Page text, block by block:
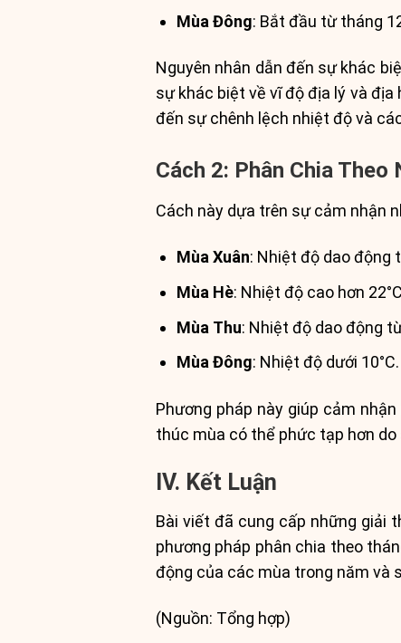
Mùa Đông: Bắt đầu từ tháng
Nguyên nhân dẫn đến sự khác
sự khác biệt về vĩ độ địa lý và địa
đến sự chênh lệch nhiệt độ và
Cách 2: Phân Chia
Cách này dựa trên sự cảm nhận
Mùa Xuân: Nhiệt độ dao động
Mùa Hè: Nhiệt độ cao hơn
Mùa Thu: Nhiệt độ dao động
Mùa Đông: Nhiệt độ dưới 10°C.
Phương pháp này giúp cảm
thúc mùa có thể phức tạp hơn
IV. Kết Luận
Bài viết đã cung cấp những giải
phương pháp phân chia theo
động của các mùa trong năm và
(Nguồn: Tổng hợp)